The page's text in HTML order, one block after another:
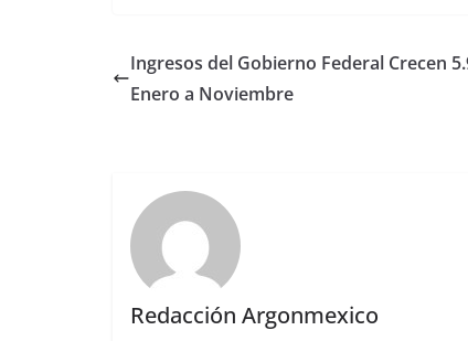
Ingresos del Gobierno Federal Crecen
Enero a Noviembre
Redacción Argonmexico